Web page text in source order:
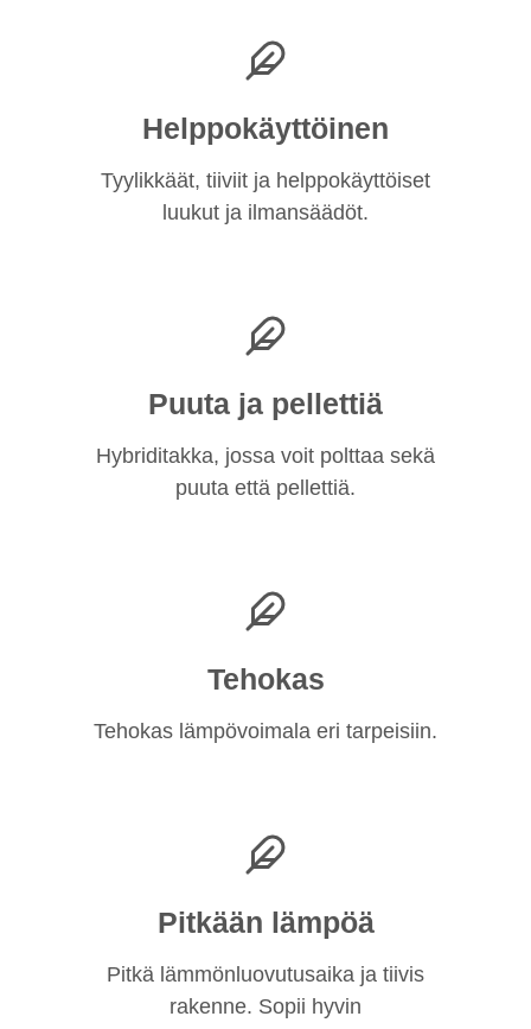
Helppokäyttöinen
Tyylikkäät, tiiviit ja helppokäyttöiset
luukut ja ilmansäädöt.
Puuta ja pellettiä
Hybriditakka, jossa voit polttaa sekä
puuta että pellettiä.
Tehokas
Tehokas lämpövoimala eri tarpeisiin.
Pitkään lämpöä
Pitkä lämmönluovutusaika ja tiivis
rakenne. Sopii hyvin